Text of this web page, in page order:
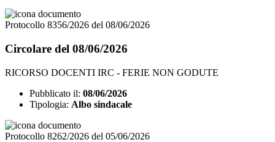
Protocollo 8356/2026 del 08/06/2026
Circolare del 08/06/2026
RICORSO DOCENTI IRC - FERIE NON GODUTE
Pubblicato il: 08/06/2026
Tipologia: Albo sindacale
Protocollo 8262/2026 del 05/06/2026